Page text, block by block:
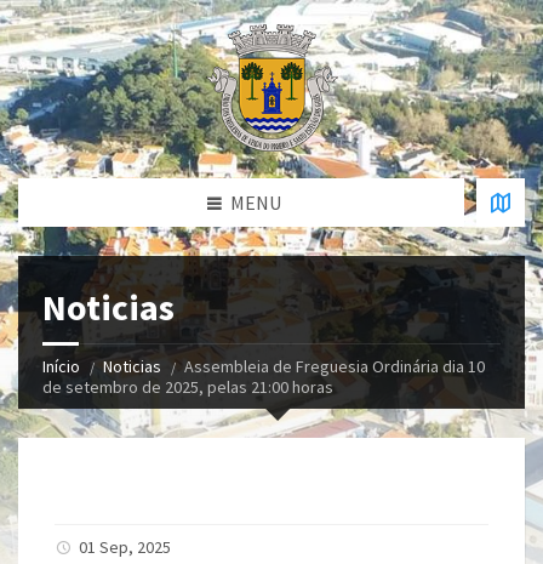
MENU
Noticias
Início Noticias
Assembleia de Freguesia Ordinária dia 10
de setembro de 2025, pelas 21:00 horas
01 Sep, 2025